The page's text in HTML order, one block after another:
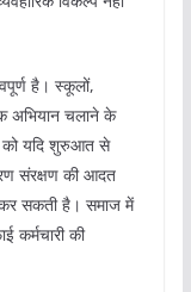
है। स्कूलों,
अभियान चलाने के
को यदि शुरुआत से
संरक्षण की आदत
सकती है। समाज में
कर्मचारी की